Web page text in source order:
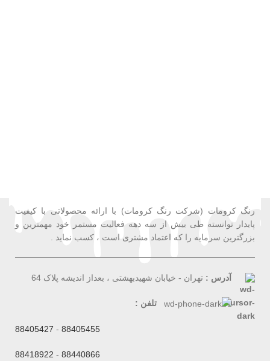
رنگ کرومات (شرکت رنگ کرومات) با ارائه محصولاتی با کیفیت
پایدار توانسته طی بیش از سه دهه فعالیت مستمر خود مهمترین و
بزرگترین سرمایه را که اعتماد مشتری است ، کسب نماید .
آدرس : تهران - خیابان شهیدبهشتی ، بعداز اندیشه پلاک 64
تلفن :
88405455
-
88405427
88440866
-
88418922